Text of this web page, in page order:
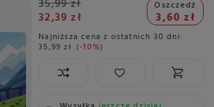
35,99 zł
32,39 zł
Oszczedź
3,60 zł
Najniższa cena z ostatnich 30 dni:
35,99 zł -10%